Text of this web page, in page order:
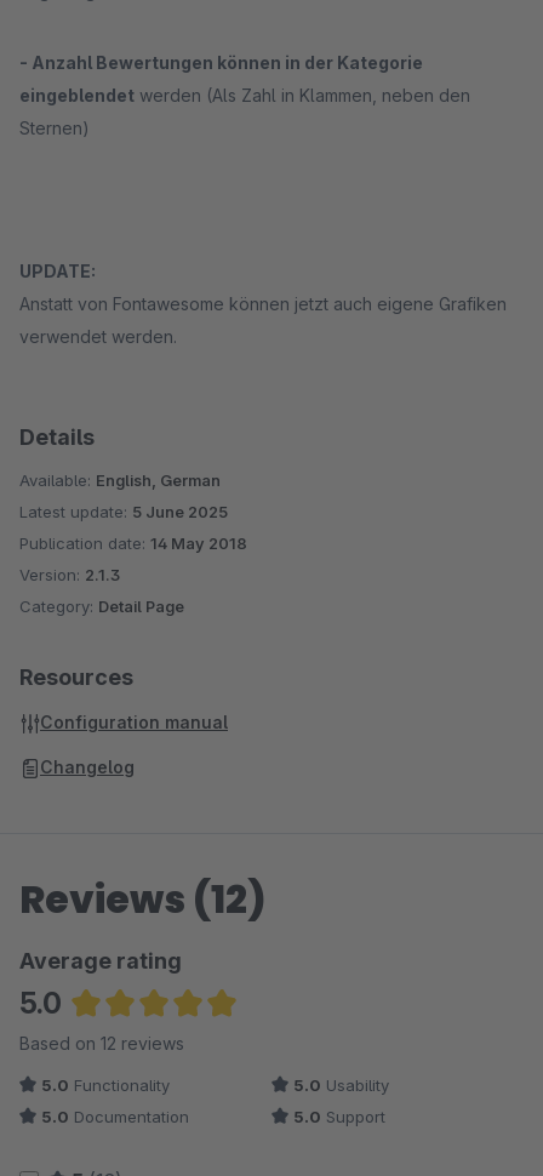
- Anzahl Bewertungen können in der Kategorie
eingeblendet werden (Als Zahl in Klammen, neben den
Sternen)
UPDATE:
Anstatt von Fontawesome können jetzt auch eigene Grafiken
verwendet werden.
Details
Available: English, German
Latest update: 5 June 2025
Publication date: 14 May 2018
Version: 2.1.3
Category: Detail Page
Resources
Configuration manual
Changelog
Reviews (12)
Average rating
5.0
Average rating of 5 out of 5 stars
Based on 12 reviews
5.0 Functionality 5.0 Usability
5.0 Documentation 5.0 Support